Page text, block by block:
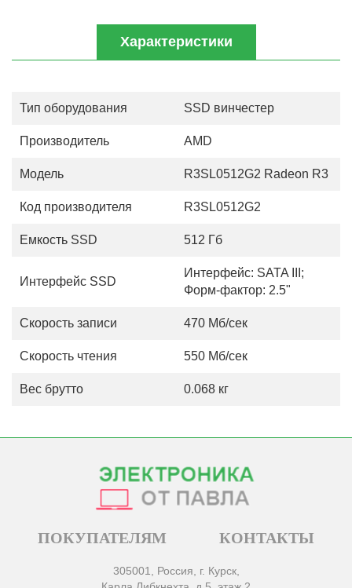
Характеристики
Тип оборудования SSD винчестер
Производитель AMD
Модель R3SL0512G2 Radeon R3
Код производителя R3SL0512G2
Емкость SSD 512 Гб
Интерфейс SSD
Интерфейс: SATA III;
Форм-фактор: 2.5"
Скорость записи 470 Мб/сек
Скорость чтения 550 Мб/сек
Вес брутто 0.068 кг
ПОКУПАТЕЛЯМ КОНТАКТЫ
305001, Россия, г. Курск,